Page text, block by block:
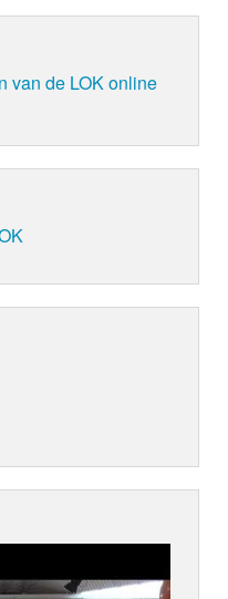
van de LOK online